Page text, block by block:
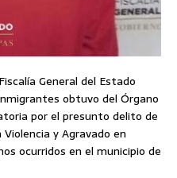
General del Estado
obtuvo del Órgano
por el presunto delito de
y Agravado en
ocurridos en el municipio de